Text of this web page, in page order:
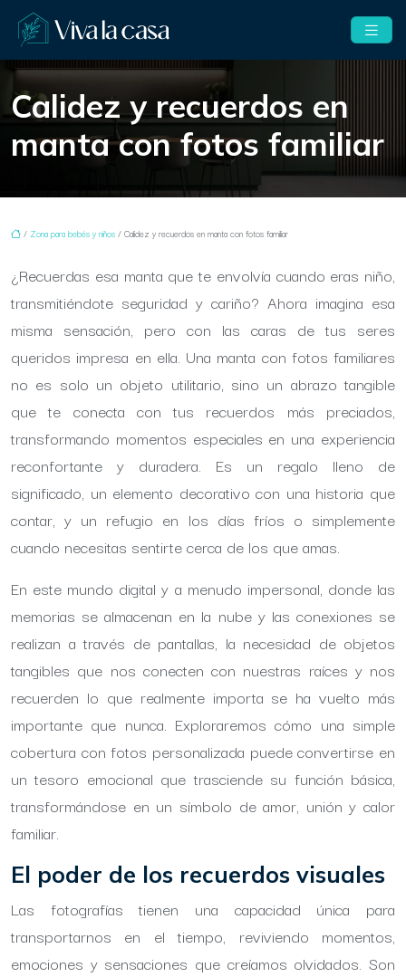
Calidez y recuerdos en
manta con fotos familiar
/ Zona para bebés y niños / Calidez y recuerdos en manta con fotos familiar
¿Recuerdas esa manta que te envolvía cuando eras niño,
transmitiéndote seguridad y cariño? Ahora imagina esa
misma sensación, pero con las caras de tus seres
queridos impresa en ella. Una manta con fotos familiares
no es solo un objeto utilitario, sino un abrazo tangible
que te conecta con tus recuerdos más preciados,
transformando momentos especiales en una experiencia
reconfortante y duradera. Es un regalo lleno de
significado, un elemento decorativo con una historia que
contar, y un refugio en los días fríos o simplemente
cuando necesitas sentirte cerca de los que amas.
En este mundo digital y a menudo impersonal, donde las
memorias se almacenan en la nube y las conexiones se
realizan a través de pantallas, la necesidad de objetos
tangibles que nos conecten con nuestras raíces y nos
recuerden lo que realmente importa se ha vuelto más
importante que nunca. Exploraremos cómo una simple
cobertura con fotos personalizada puede convertirse en
un tesoro emocional que trasciende su función básica,
transformándose en un símbolo de amor, unión y calor
familiar.
El poder de los recuerdos visuales
Las fotografías tienen una capacidad única para
transportarnos en el tiempo, reviviendo momentos,
emociones y sensaciones que creíamos olvidados. Son